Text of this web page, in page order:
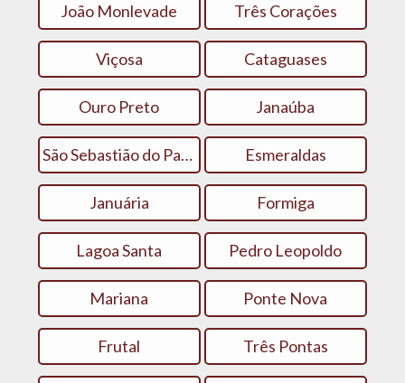
João Monlevade Três Corações
Viçosa Cataguases
Ouro Preto Janaúba
São Sebastião do Paraíso Esmeraldas
Januária Formiga
Lagoa Santa Pedro Leopoldo
Mariana Ponte Nova
Frutal Três Pontas